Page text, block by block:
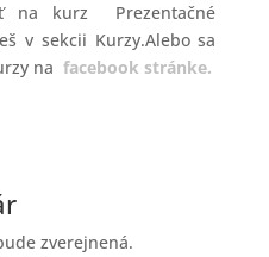
na kurz Prezentačné
v sekcii Kurzy.Alebo sa
na facebook stránke.
zverejnená.